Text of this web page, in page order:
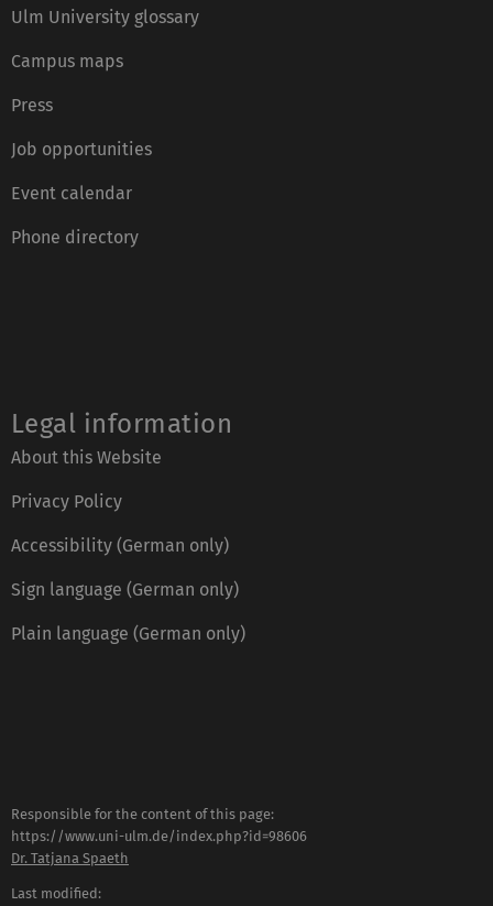
Ulm University glossary
Campus maps
Press
Job opportunities
Event calendar
Phone directory
Legal information
About this Website
Privacy Policy
Accessibility (German only)
Sign language (German only)
Plain language (German only)
Responsible for the content of this page:
https://www.uni-ulm.de/index.php?id=98606
Dr. Tatjana Spaeth
Last modified: